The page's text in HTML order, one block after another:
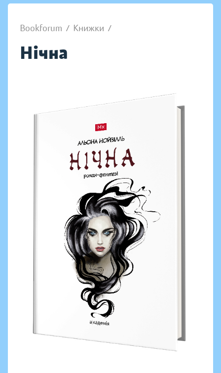
Bookforum / Книжки /
Нічна